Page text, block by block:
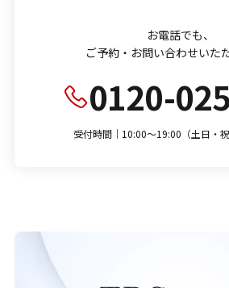
お電話でも、
ご予約・お問い合わせいた
0120-
受付時間｜10:00～19:00（土日・祝